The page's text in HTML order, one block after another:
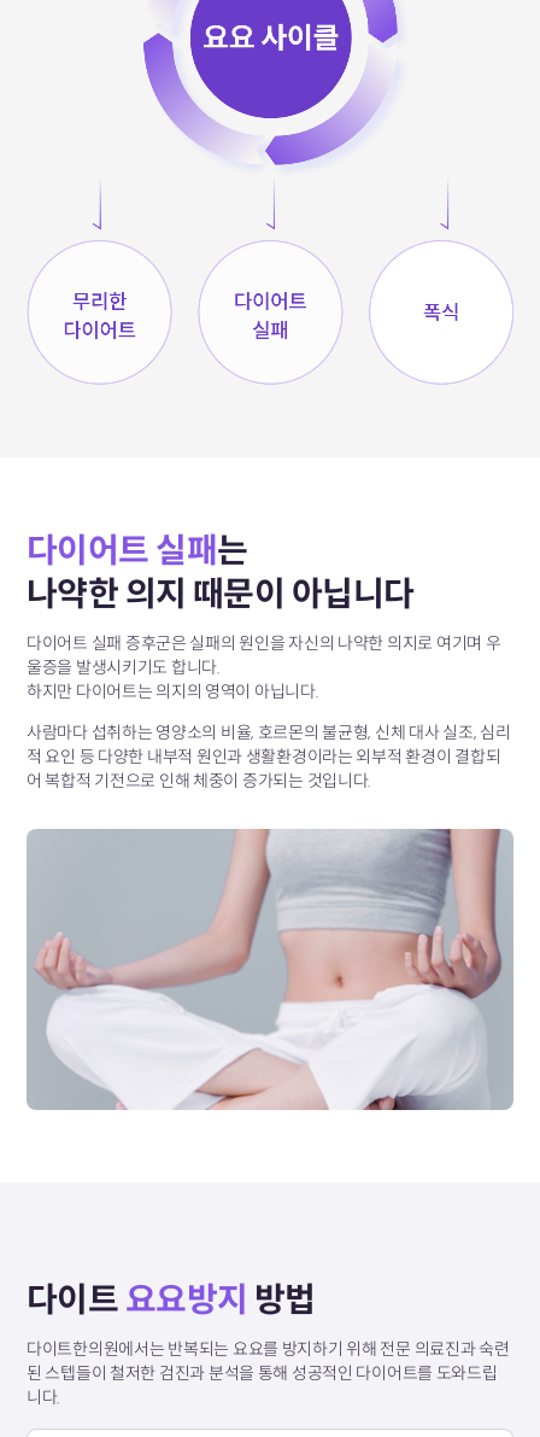
다이어트 실패는
나약한 의지 때문이 아닙니다
다이어트 실패 증후군은 실패의 원인을 자신의 나약한 의지로 여기며 우
울증을 발생시키기도 합니다.
하지만 다이어트는 의지의 영역이 아닙니다.
사람마다 섭취하는 영양소의 비율, 호르몬의 불균형, 신체 대사 실조, 심리
적 요인 등 다양한 내부적 원인과 생활환경이라는 외부적 환경이 결합되
어 복합적 기전으로 인해 체중이 증가되는 것입니다.
다이트 요요방지 방법
다이트한의원에서는 반복되는 요요를 방지하기 위해 전문 의료진과 숙련
된 스텝들이 철저한 검진과 분석을 통해 성공적인 다이어트를 도와드립
니다.